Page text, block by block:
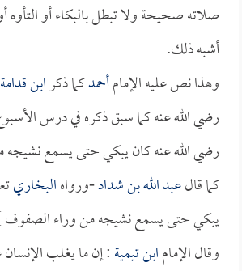
صلاته صحيحة ولا تبطل بالبكاء أو التأوه
أشبه ذلك.
وهذا نص عليه الإمامأحمدكما ذكرابن قدامة
رضي الله عنه كما سبق ذكره في درس
رضي الله عنه كان يبكي حتى يسمع
كما قالعبد الله بن شداد-ورواهالبخاري
يبكي حتى يسمع نشيجه من وراء
وقال الإمامابن تيمية: إن ما يغلب